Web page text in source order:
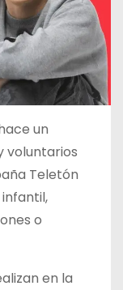
un
voluntarios
Teletón
o
en la